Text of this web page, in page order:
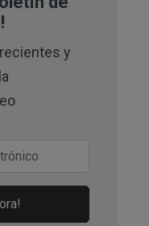
2021
10,
Has Big
Based
2022 starting
y